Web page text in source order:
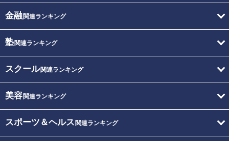
金融関連ランキング
塾関連ランキング
スクール関連ランキング
美容関連ランキング
スポーツ＆ヘルス 関連ランキング